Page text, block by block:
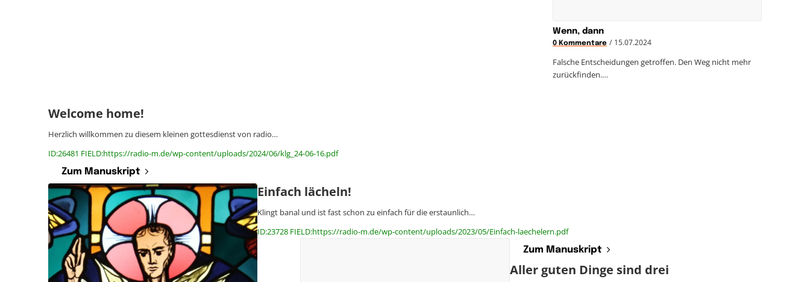
Wenn, dann
0 Kommentare / 15.07.2024
Falsche Entscheidungen getroffen. Den Weg nicht mehr
zurückfinden.…
Welcome home!
Herzlich willkommen zu diesem kleinen gottesdienst von radio…
ID:26481 FIELD:https://radio-m.de/wp-content/uploads/2024/06/klg_24-06-16.pdf
Zum Manuskript
Einfach lächeln!
Klingt banal und ist fast schon zu einfach für die erstaunlich…
ID:23728 FIELD:https://radio-m.de/wp-content/uploads/2023/05/Einfach-laechelern.pdf
Zum Manuskript
Aller guten Dinge sind drei